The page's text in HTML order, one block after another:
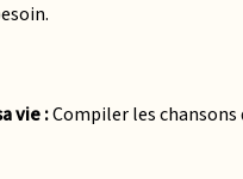
vie :Compiler les chansons